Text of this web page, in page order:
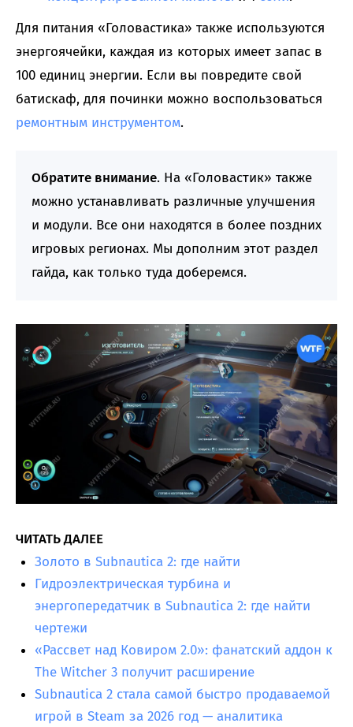
Для питания «Головастика» также используются
энергоячейки, каждая из которых имеет запас в
100 единиц энергии. Если вы повредите свой
батискаф, для починки можно воспользоваться
ремонтным инструментом.
Обратите внимание. На «Головастик» также
можно устанавливать различные улучшения
и модули. Все они находятся в более поздних
игровых регионах. Мы дополним этот раздел
гайда, как только туда доберемся.
ЧИТАТЬ ДАЛЕЕ
Золото в Subnautica 2: где найти
Гидроэлектрическая турбина и
энергопередатчик в Subnautica 2: где найти
чертежи
«Рассвет над Ковиром 2.0»: фанатский аддон к
The Witcher 3 получит расширение
Subnautica 2 стала самой быстро продаваемой
игрой в Steam за 2026 год — аналитика